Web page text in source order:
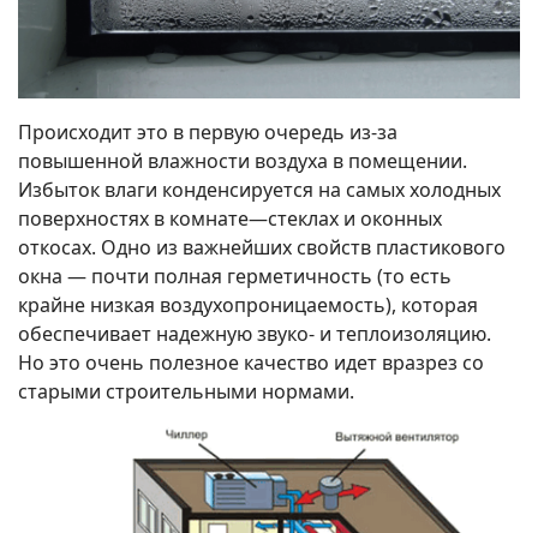
Происходит это в первую очередь из-за
повышенной влажности воздуха в помещении.
Избыток влаги конденсируется на самых холодных
поверхностях в комнате—стеклах и оконных
откосах. Одно из важнейших свойств пластикового
окна — почти полная герметичность (то есть
крайне низкая воздухопроницаемость), которая
обеспечивает надежную звуко- и теплоизоляцию.
Но это очень полезное качество идет вразрез со
старыми строительными нормами.